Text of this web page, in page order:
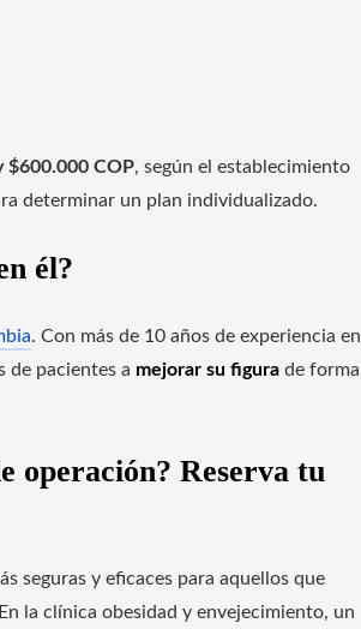
$600.000 COP, según el establecimiento
determinar un plan individualizado.
él?
. Con más de 10 años de experiencia en
de pacientes a mejorar su figura de forma
operación? Reserva tu
seguras y eficaces para aquellos que
la clínica obesidad y envejecimiento, un